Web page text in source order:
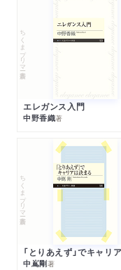
ちくまプリマー新書
エレガンス入門
中野香織著
ちくまプリマー新書
中嶌剛著